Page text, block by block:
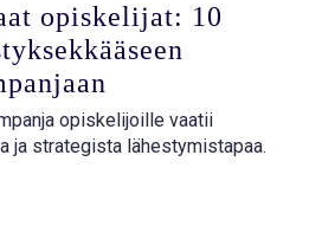
opiskelijat: 10
opiskelijoille vaatii
ja strategista lähestymistapaa.